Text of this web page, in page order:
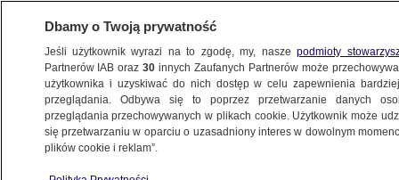
OLSZTYN
Dbamy o Twoją prywatność
Jeśli użytkownik wyrazi na to zgodę, my, naszepodmioty
Partnerów IAB oraz30 innych Zaufanych Partnerów może
użytkownika i uzyskiwać do nich dostęp w celu zapewnienia
przeglądania. Odbywa się to poprzez przetwarzanie danych
przeglądania przechowywanych w plikach cookie. Użytkownik może
się przetwarzaniu w oparciu o uzasadniony interes w dowolnym
plików cookie i reklam”.